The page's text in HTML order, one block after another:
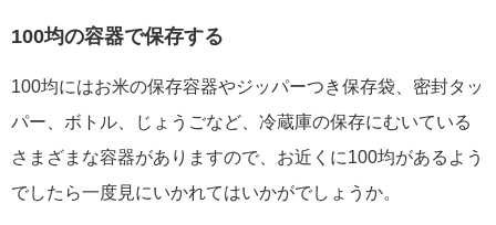
100均の容器で保存する
100均にはお米の保存容器やジッパーつき保存袋、密封タッ
パー、ボトル、じょうごなど、冷蔵庫の保存にむいている
さまざまな容器がありますので、お近くに100均があるよう
でしたら一度見にいかれてはいかがでしょうか。